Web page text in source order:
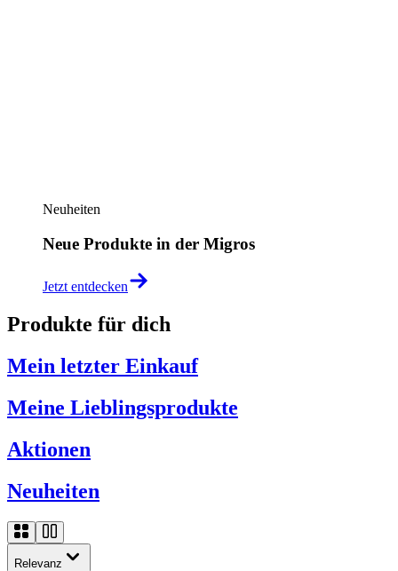
Neuheiten
Neue Produkte in der Migros
Jetzt entdecken
Produkte für dich
Mein letzter Einkauf
Meine Lieblingsprodukte
Aktionen
Neuheiten
Relevanz